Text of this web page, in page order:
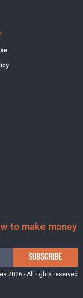
to make money
SUBSCRIBE
2026 - All rights reserved